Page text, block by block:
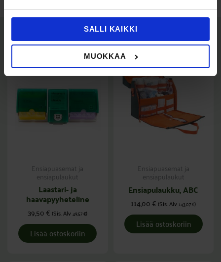
SALLI KAIKKI
MUOKKAA
Tutustu myös
Ensiapuasemat ja
ensiapulaukut
Laastari- ja
haavapyyheteline
39,50€ (Sis. Alv49,57€)
Lisää ostoskoriin
Ensiapuasemat ja
ensiapulaukut
Ensiapulaukku, ABC
114,00€ (Sis. Alv 143,07€)
Lisää ostoskoriin